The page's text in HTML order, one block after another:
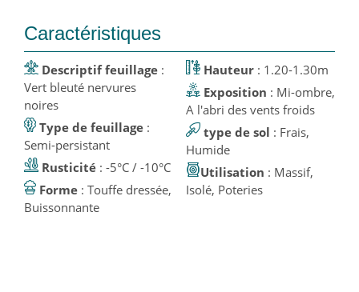
Caractéristiques
Descriptif feuillage :
Vert bleuté nervures
noires
Type de feuillage :
Semi-persistant
Rusticité : -5°C / -10°C
Forme : Touffe dressée,
Buissonnante
Hauteur: 1.20-1.30m
Exposition : Mi-ombre,
A l'abri des vents froids
type de sol : Frais,
Humide
Utilisation : Massif,
Isolé, Poteries